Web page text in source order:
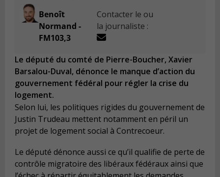
Benoît
Normand -
FM103,3
Contacter le ou
la journaliste :
Le député du comté de Pierre-Boucher, Xavier
Barsalou-Duval, dénonce le manque d’action du
gouvernement fédéral pour régler la crise du
logement.
Selon lui, les politiques rigides du gouvernement de
Justin Trudeau mettent notamment en péril un
projet de logement social à Contrecoeur.
Le député dénonce aussi ce qu’il qualifie de perte de
contrôle migratoire des libéraux fédéraux ainsi que